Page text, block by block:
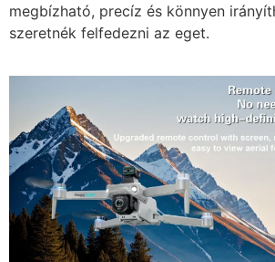
megbízható, precíz és könnyen
szeretnék felfedezni az eget.